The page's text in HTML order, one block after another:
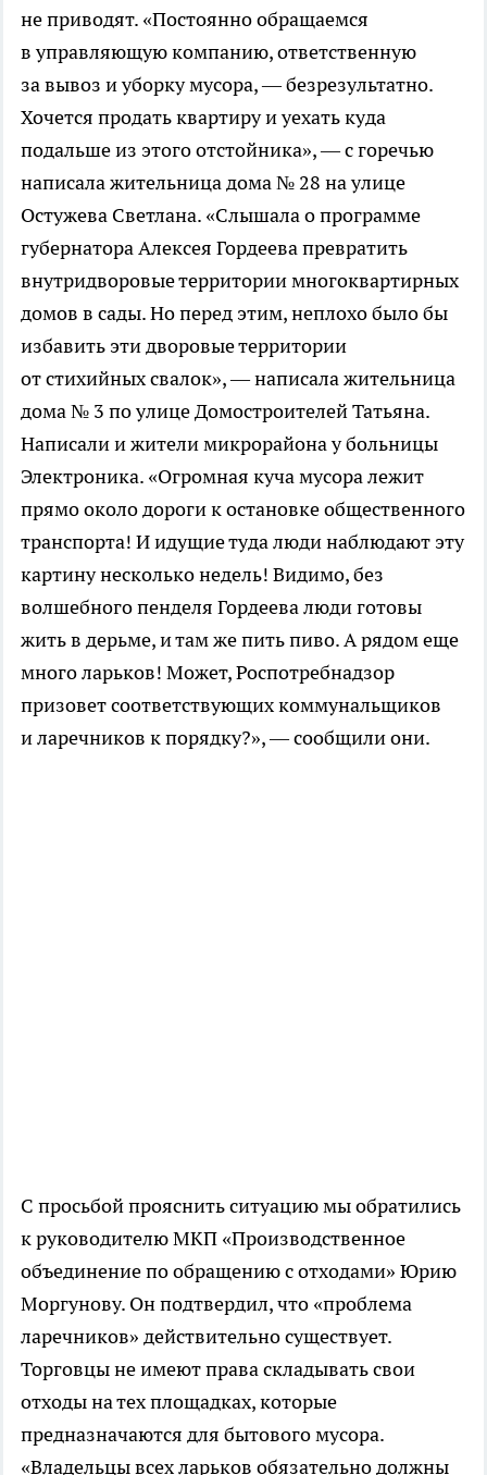
не приводят. «Постоянно обращаемся
в управляющую компанию, ответственную
за вывоз и уборку мусора, — безрезультатно.
Хочется продать квартиру и уехать куда
подальше из этого отстойника», — с горечью
написала жительница дома № 28 на улице
Остужева Светлана. «Слышала о программе
губернатора Алексея Гордеева превратить
внутридворовые территории многоквартирных
домов в сады. Но перед этим, неплохо было бы
избавить эти дворовые территории
от стихийных свалок», — написала жительница
дома № 3 по улице Домостроителей Татьяна.
Написали и жители микрорайона у больницы
Электроника. «Огромная куча мусора лежит
прямо около дороги к остановке общественного
транспорта! И идущие туда люди наблюдают эту
картину несколько недель! Видимо, без
волшебного пенделя Гордеева люди готовы
жить в дерьме, и там же пить пиво. А рядом еще
много ларьков! Может, Роспотребнадзор
призовет соответствующих коммунальщиков
и ларечников к порядку?», — сообщили они.
С просьбой прояснить ситуацию мы обратились
к руководителю МКП «Производственное
объединение по обращению с отходами» Юрию
Моргунову. Он подтвердил, что «проблема
ларечников» действительно существует.
Торговцы не имеют права складывать свои
отходы на тех площадках, которые
предназначаются для бытового мусора.
«Владельцы всех ларьков обязательно должны